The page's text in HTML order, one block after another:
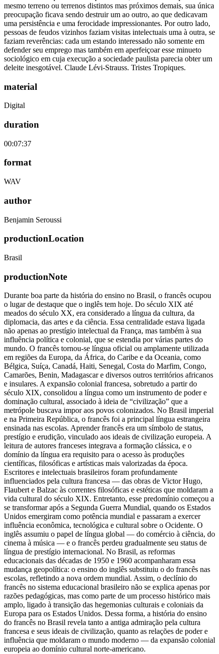
mesmo terreno ou terrenos distintos mas próximos demais, sua única
preocupação ficava sendo destruir um ao outro, ao que dedicavam
uma persistência e uma ferocidade impressionantes. Por outro lado,
pessoas de feudos vizinhos faziam visitas intelectuais uma à outra, se
faziam reverências: cada um estando interessado não somente em
defender seu emprego mas também em aperfeiçoar esse minueto
sociológico em cuja execução a sociedade paulista parecia obter um
deleite inesgotável. Claude Lévi-Strauss. Tristes Tropiques.
material
Digital
duration
00:07:37
format
WAV
author
Benjamin Seroussi
productionLocation
Brasil
productionNote
Durante boa parte da história do ensino no Brasil, o francês ocupou
o lugar de destaque que o inglês tem hoje. Do século XIX até
meados do século XX, era considerado a língua da cultura, da
diplomacia, das artes e da ciência. Essa centralidade estava ligada
não apenas ao prestígio intelectual da França, mas também à sua
influência política e colonial, que se estendia por várias partes do
mundo. O francês tornou-se língua oficial ou amplamente utilizada
em regiões da Europa, da África, do Caribe e da Oceania, como
Bélgica, Suíça, Canadá, Haiti, Senegal, Costa do Marfim, Congo,
Camarões, Benin, Madagascar e diversos outros territórios africanos
e insulares. A expansão colonial francesa, sobretudo a partir do
século XIX, consolidou a língua como um instrumento de poder e
dominação cultural, associado à ideia de “civilização” que a
metrópole buscava impor aos povos colonizados. No Brasil imperial
e na Primeira República, o francês foi a principal língua estrangeira
ensinada nas escolas. Aprender francês era um símbolo de status,
prestígio e erudição, vinculado aos ideais de civilização europeia. A
leitura de autores franceses integrava a formação clássica, e o
domínio da língua era requisito para o acesso às produções
científicas, filosóficas e artísticas mais valorizadas da época.
Escritores e intelectuais brasileiros foram profundamente
influenciados pela cultura francesa — das obras de Victor Hugo,
Flaubert e Balzac às correntes filosóficas e estéticas que moldaram a
vida cultural do século XIX. Entretanto, esse predomínio começou a
se transformar após a Segunda Guerra Mundial, quando os Estados
Unidos emergiram como potência mundial e passaram a exercer
influência econômica, tecnológica e cultural sobre o Ocidente. O
inglês assumiu o papel de língua global — do comércio à ciência, do
cinema à música — e o francês perdeu gradualmente seu status de
língua de prestígio internacional. No Brasil, as reformas
educacionais das décadas de 1950 e 1960 acompanharam essa
mudança geopolítica: o ensino do inglês substituiu o do francês nas
escolas, refletindo a nova ordem mundial. Assim, o declínio do
francês no sistema educacional brasileiro não se explica apenas por
razões pedagógicas, mas como parte de um processo histórico mais
amplo, ligado à transição das hegemonias culturais e coloniais da
Europa para os Estados Unidos. Dessa forma, a história do ensino
do francês no Brasil revela tanto a antiga admiração pela cultura
francesa e seus ideais de civilização, quanto as relações de poder e
influência que moldaram o mundo moderno — da expansão colonial
europeia ao domínio cultural norte-americano.